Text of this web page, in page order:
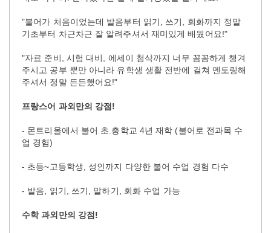
"불어가 처음이었는데 발음부터 읽기, 쓰기, 회화까지 정말
기초부터 차근차근 잘 알려주셔서 재미있게 배웠어요!"
"자료 준비, 시험 대비, 에세이 첨삭까지 너무 꼼꼼하게 챙겨
주시고 공부 뿐만 아니라 유학생 생활 전반에 걸쳐 멘토링해
주셔서 정말 든든했어요!"
프랑스어 과외만의 강점!
- 몬트리올에서 불어 초.충학교 4년 재학 (불어로 전과목 수
업 경험)
- 초등~고등학생, 성인까지 다양한 불어 수업 경험 다수
- 발음, 읽기, 쓰기, 말하기, 회화 수업 가능
수학 과외만의 강점!